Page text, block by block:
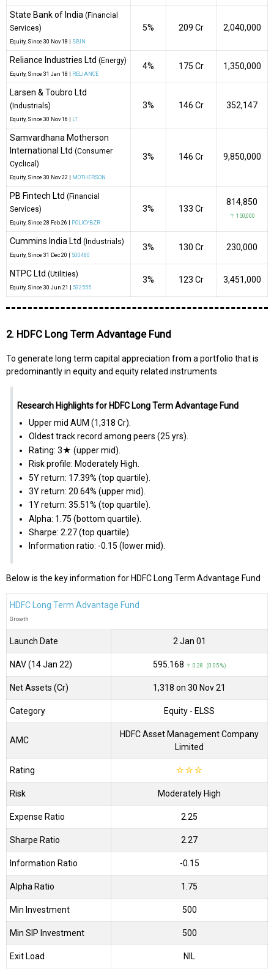
State Bank of India (Financial
Services)
Equity , Since 30 Nov 18 | SBIN
5% ₹209 Cr 2,040,000
Reliance Industries Ltd (Energy)
Equity , Since 31 Jan 18 | RELIANCE
4% ₹175 Cr 1,350,000
Larsen & Toubro Ltd
(Industrials)
Equity , Since 30 Nov 16 | LT
3% ₹146 Cr 352,147
Samvardhana Motherson
International Ltd (Consumer
Cyclical)
Equity , Since 30 Nov 22 | MOTHERSON
3% ₹146 Cr 9,850,000
PB Fintech Ltd (Financial
Services)
Equity , Since 28 Feb 26 | POLICYBZR
3% ₹133 Cr
814,850
↑ 150,000
Cummins India Ltd (Industrials)
Equity , Since 31 Dec 20 | 500480
3% ₹130 Cr 230,000
NTPC Ltd (Utilities)
Equity , Since 30 Jun 21 | 532555
3% ₹123 Cr 3,451,000
2. HDFC Long Term Advantage Fund
To generate long term capital appreciation from a portfolio that is
predominantly in equity and equity related instruments
Research Highlights for HDFC Long Term Advantage Fund
Upper mid AUM (₹1,318 Cr).
Oldest track record among peers (25 yrs).
Rating: 3★ (upper mid).
Risk profile: Moderately High.
5Y return: 17.39% (top quartile).
3Y return: 20.64% (upper mid).
1Y return: 35.51% (top quartile).
Alpha: 1.75 (bottom quartile).
Sharpe: 2.27 (top quartile).
Information ratio: -0.15 (lower mid).
Below is the key information for HDFC Long Term Advantage Fund
HDFC Long Term Advantage Fund
Growth
Launch Date 2 Jan 01
NAV (14 Jan 22) ₹595.168 ↑ 0.28 (0.05 %)
Net Assets (Cr) ₹1,318 on 30 Nov 21
Category Equity - ELSS
AMC
HDFC Asset Management Company
Limited
Rating ☆☆☆
Risk Moderately High
Expense Ratio 2.25
Sharpe Ratio 2.27
Information Ratio -0.15
Alpha Ratio 1.75
Min Investment 500
Min SIP Investment 500
Exit Load NIL